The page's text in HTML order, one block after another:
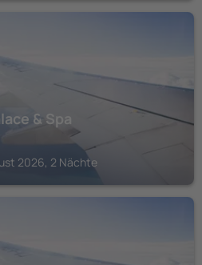
& Spa
2026, 2 Nächte